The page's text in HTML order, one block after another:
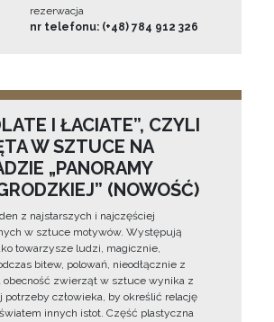
rezerwacja
nr telefonu: (+48) 784 912 326
I ŁACIATE”, CZYLI
W SZTUCE NA
„PANORAMY
(NOWOŚĆ)
z najstarszych i najczęściej
w sztuce motywów. Występują
towarzysze ludzi, magicznie,
bitew, polowań, nieodłącznie z
obecność zwierząt w sztuce wynika z
potrzeby człowieka, by określić relację
innych istot. Część plastyczna